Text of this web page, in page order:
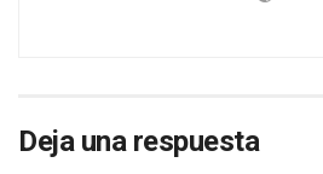
Deja una respuesta